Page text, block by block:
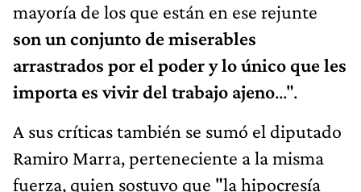
mayoría de los que están en ese rejunte
son un conjunto de miserables
arrastrados por el poder y lo único que les
importa es vivir del trabajo ajeno...".
A sus críticas también se sumó el diputado
Ramiro Marra, perteneciente a la misma
fuerza, quien sostuvo que "la hipocresía